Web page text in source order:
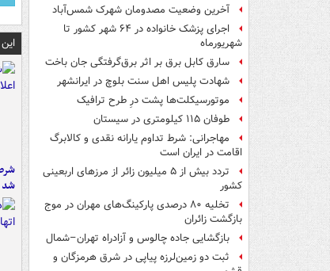
آخرین وضعیت مصدومان شهرک شمس‌آباد
اجرای پزشک خانواده در ۶۴ شهر کشور تا
شهریورماه
سارق کابل برق بر اثر برق‌گرفتگی جان باخت
شهادت پلیس اهل سنت بلوچ در ایرانشهر
موتورسیکلت‌ها پشت درِ طرح ترافیک
طوفان ۱۱۵ کیلومتری در سیستان
مهاجرانی: شرط تداوم یارانه نقدی و کالابرگ
اقامت در ایران است
تردد بیش از ۵ میلیون زائر از مرزهای اربعینی
کشور
تخلیه ۸۰ درصدی پارکینگ‌های مهران در موج
بازگشت زائران
بازگشایی جاده چالوس و آزادراه تهران–شمال
ثبت دو زمین‌لرزه پیاپی در شرق هرمزگان و
شد